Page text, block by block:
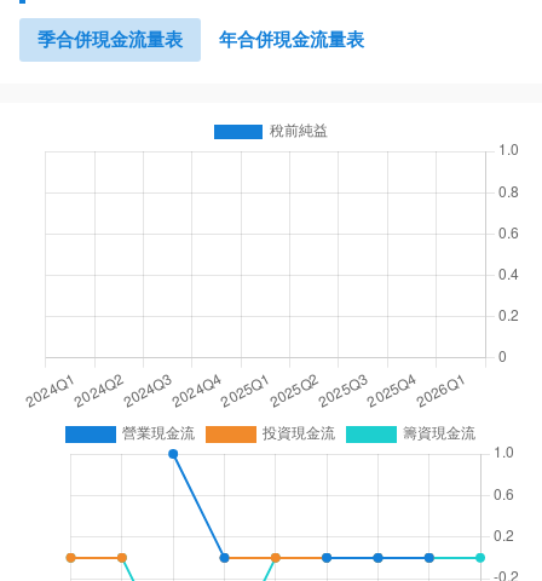
季合併現金流量表 年合併現金流量表